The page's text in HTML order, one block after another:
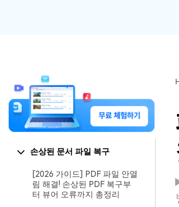
손상된 문서 파일 복구
[2026 가이드] PDF 파일 안열
림 해결! 손상된 PDF 복구부
터 뷰어 오류까지 총정리